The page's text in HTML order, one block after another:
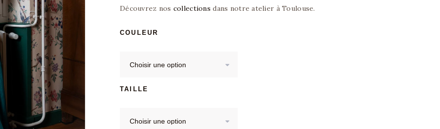
ROBE DE GALA
TENUE HABILLÉE
BLOG
CONTACTS
Découvrez nos collections dans notre atelier à Toulouse.
COULEUR
TAILLE